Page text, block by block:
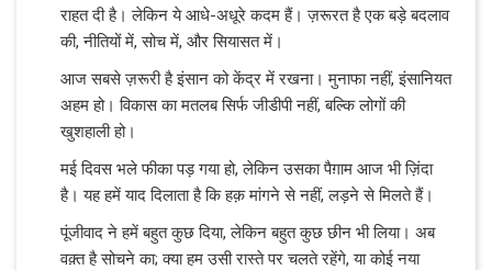
राहत दी है। लेकिन ये आधे-अधूरे कदम हैं। ज़रूरत है एक बड़े बदलाव
की, नीतियों में, सोच में, और सियासत में।
आज सबसे ज़रूरी है इंसान को केंद्र में रखना। मुनाफा नहीं, इंसानियत
अहम हो। विकास का मतलब सिर्फ जीडीपी नहीं, बल्कि लोगों की
खुशहाली हो।
मई दिवस भले फीका पड़ गया हो, लेकिन उसका पैग़ाम आज भी ज़िंदा
है। यह हमें याद दिलाता है कि हक़ मांगने से नहीं, लड़ने से मिलते हैं।
पूंजीवाद ने हमें बहुत कुछ दिया, लेकिन बहुत कुछ छीन भी लिया। अब
वक़्त है सोचने का; क्या हम उसी रास्ते पर चलते रहेंगे, या कोई नया